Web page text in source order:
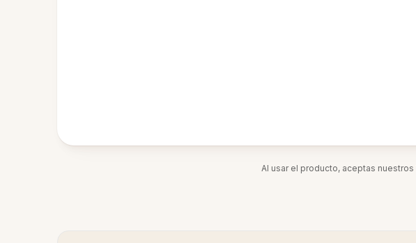
Al usar el producto, aceptas nuestros